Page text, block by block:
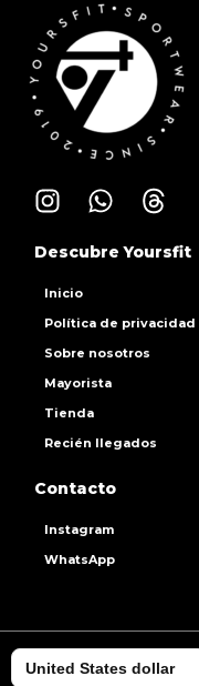
Inicio
Política de privacidad
Sobre nosotros
Mayorista
Tienda
Recién llegados
Descubre Yoursfit
Instagram
WhatsApp
Contacto
United States dollar